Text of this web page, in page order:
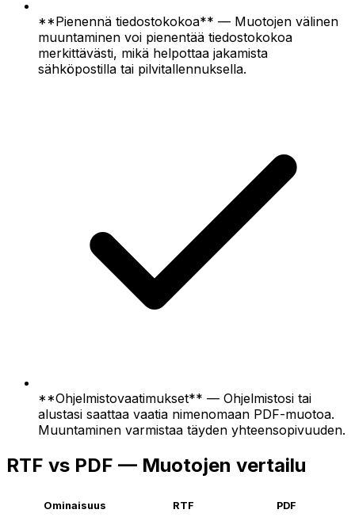
**Pienennä tiedostokokoa** — Muotojen välinen
muuntaminen voi pienentää tiedostokokoa
merkittävästi, mikä helpottaa jakamista
sähköpostilla tai pilvitallennuksella.
**Ohjelmistovaatimukset** — Ohjelmistosi tai
alustasi saattaa vaatia nimenomaan PDF-muotoa.
Muuntaminen varmistaa täyden yhteensopivuuden.
RTF vs PDF — Muotojen vertailu
Ominaisuus RTF PDF